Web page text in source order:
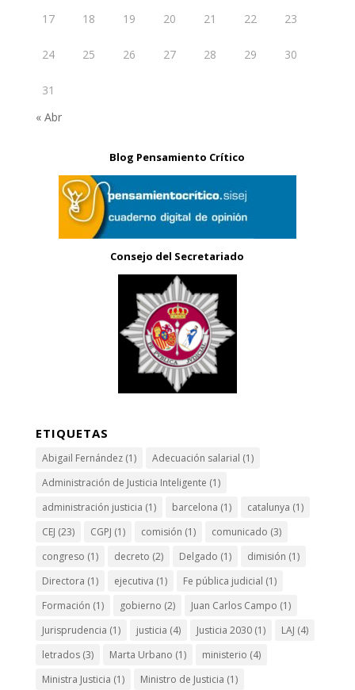
17 18 19 20 21 22 23
24 25 26 27 28 29 30
31
« Abr
Blog Pensamiento Crítico
Consejo del Secretariado
ETIQUETAS
Abigail Fernández(1) Adecuación salarial (1)
Administración de Justicia Inteligente (1)
administración justicia (1) barcelona (1) catalunya (1)
CEJ (23) CGPJ (1) comisión (1) comunicado (3)
congreso (1) decreto (2) Delgado (1) dimisión (1)
Directora (1) ejecutiva (1) Fe pública judicial (1)
Formación (1) gobierno (2) Juan Carlos Campo (1)
Jurisprudencia (1) justicia (4) Justicia 2030(1) LAJ (4)
letrados(3) Marta Urbano (1) ministerio (4)
Ministra Justicia (1) Ministro de Justicia (1)